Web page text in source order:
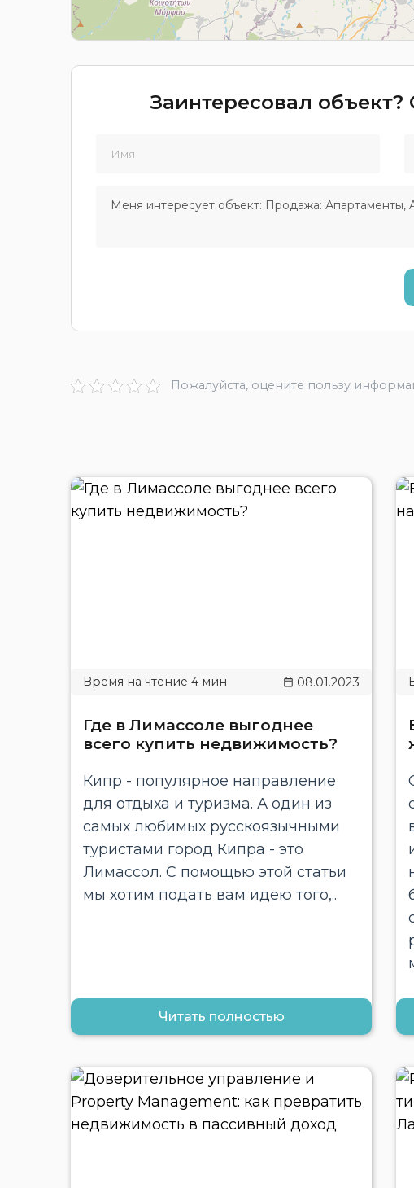
Заинтересовал
Пожалуйста, оцените пользу
08.01.2023
Где в Лимассоле выгоднее
всего купить недвижимость?
Кипр - популярное направление
для отдыха и туризма. А один из
самых любимых русскоязычными
туристами город Кипра - это
Лимассол. С помощью этой статьи
мы хотим подать вам идею того,..
Читать полностью